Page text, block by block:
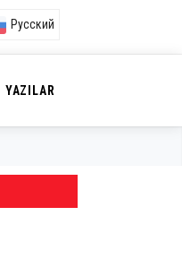
Русский
YAZILAR